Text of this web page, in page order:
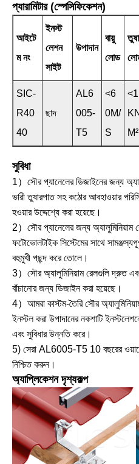
প্যারামিটার (স্পেসিফিকেশন)
আইটে
ম নং
ইনস্ট
লেশন
সাইট
উপাদান
বায়ু
লোড
SIC-
R40
40
ছাদ
AL6
005-
T5
<6
0M/
S
M²
সুবিধা
1）সৌর প্যানেলের ডিজাইনের জন্য
ভারী তুষারপাত সহ কঠোর আবহাওয়ার
হওয়ার উদ্দেশ্যে করা হয়েছে।
2）সৌর প্যানেলের জন্য অ্যালুমিনিয়াম
ফটোভোলটাইক সিস্টেমের সাথে
বহুমুখী পছন্দ করে তোলে।
3）সৌর অ্যালুমিনিয়াম রেলগুলি দ্রুত
বাঁচানোর জন্য ডিজাইন করা হয়েছে।
4）আমরা কাস্টম-তৈরি সৌর
ইনস্টল করা উপাদানের নকশাটি
এবং সুবিধার উন্নতি করে।
5) সেরা AL6005-T5 10 বছরের
নিশ্চিত করুন।
অ্যাপ্লিকেশন দৃশ্যকল্প